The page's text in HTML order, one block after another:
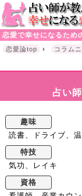
恋愛で幸せになるため
恋愛論top › コラム
占い
趣味
読書、ドライブ、
特技
気功、レイキ
資格